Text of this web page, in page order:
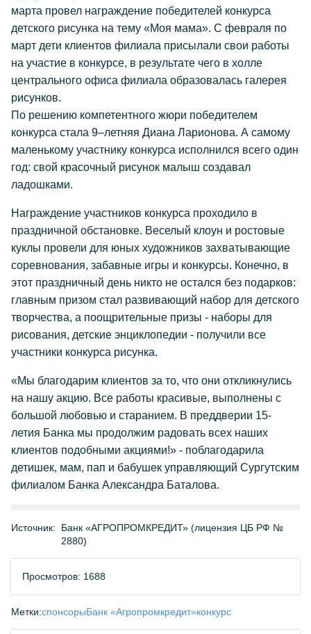
марта провел награждение победителей конкурса
детского рисунка на тему «Моя мама». С февраля по
март дети клиентов филиала присылали свои работы
на участие в конкурсе, в результате чего в холле
центрального офиса филиала образовалась галерея
рисунков.
По решению компетентного жюри победителем
конкурса стала 9–летняя Диана Ларионова. А самому
маленькому участнику конкурса исполнился всего один
год: свой красочный рисунок малыш создавал
ладошками.
Награждение участников конкурса проходило в
праздничной обстановке. Веселый клоун и ростовые
куклы провели для юных художников захватывающие
соревнования, забавные игры и конкурсы. Конечно, в
этот праздничный день никто не остался без подарков:
главным призом стал развивающий набор для детского
творчества, а поощрительные призы - наборы для
рисования, детские энциклопедии - получили все
участники конкурса рисунка.
«Мы благодарим клиентов за то, что они откликнулись
на нашу акцию. Все работы красивые, выполнены с
большой любовью и старанием. В преддверии 15-
летия Банка мы продолжим радовать всех наших
клиентов подобными акциями!» - поблагодарила
детишек, мам, пап и бабушек управляющий Сургутским
филиалом Банка Александра Баталова.
Источник:
Банк «АГРОПРОМКРЕДИТ» (лицензия ЦБ РФ №
2880)
Просмотров: 1688
Метки:спонсорыБанк «Агропромкредит»конкурс